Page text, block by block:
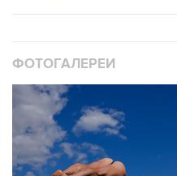
ФОТОГАЛЕРЕИ